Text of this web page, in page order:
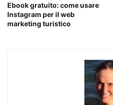
Ebook gratuito: come usare
Instagram per il web
marketing turistico